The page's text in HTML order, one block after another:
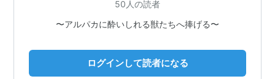
50人の読者
〜アルパカに酔いしれる獣たちへ捧げる〜
ログインして読者になる